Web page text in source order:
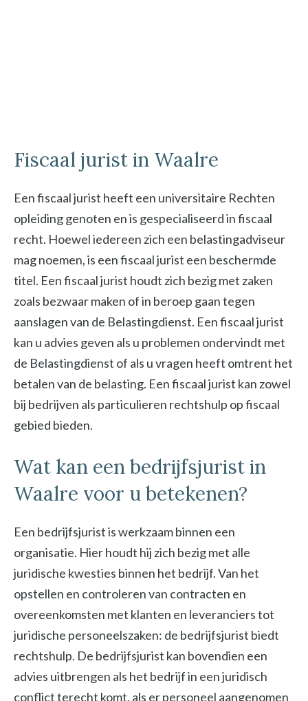
Fiscaal jurist in Waalre
Een fiscaal jurist heeft een universitaire Rechten
opleiding genoten en is gespecialiseerd in fiscaal
recht. Hoewel iedereen zich een belastingadviseur
mag noemen, is een fiscaal jurist een beschermde
titel. Een fiscaal jurist houdt zich bezig met zaken
zoals bezwaar maken of in beroep gaan tegen
aanslagen van de Belastingdienst. Een fiscaal jurist
kan u advies geven als u problemen ondervindt met
de Belastingdienst of als u vragen heeft omtrent het
betalen van de belasting. Een fiscaal jurist kan zowel
bij bedrijven als particulieren rechtshulp op fiscaal
gebied bieden.
Wat kan een bedrijfsjurist in
Waalre voor u betekenen?
Een bedrijfsjurist is werkzaam binnen een
organisatie. Hier houdt hij zich bezig met alle
juridische kwesties binnen het bedrijf. Van het
opstellen en controleren van contracten en
overeenkomsten met klanten en leveranciers tot
juridische personeelszaken: de bedrijfsjurist biedt
rechtshulp. De bedrijfsjurist kan bovendien een
advies uitbrengen als het bedrijf in een juridisch
conflict terecht komt, als er personeel aangenomen